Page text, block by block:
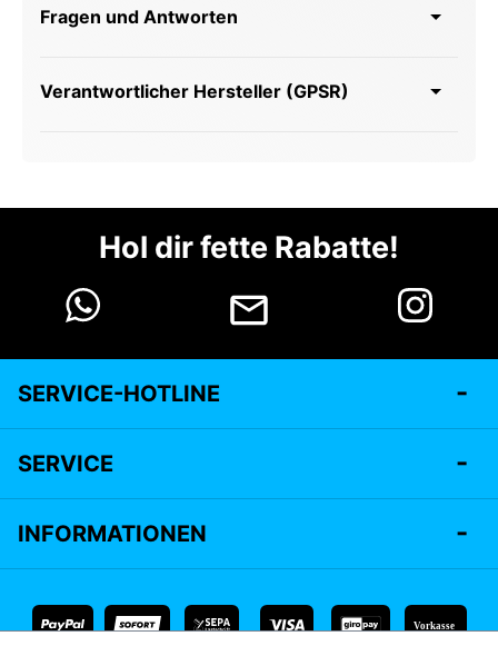
Fragen und Antworten
Verantwortlicher Hersteller (GPSR)
Hol dir fette Rabatte!
SERVICE-HOTLINE
SERVICE
INFORMATIONEN
Vorkasse